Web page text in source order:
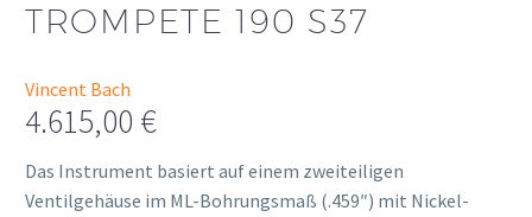
TROMPETE 190 S37
Vincent Bach
4.615,00 €
Das Instrument basiert auf einem zweiteiligen
Ventilgehäuse im ML-Bohrungsmaß (.459″) mit Nickel-